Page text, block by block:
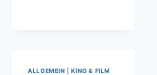
ALLGEMEIN |KINO & FILM